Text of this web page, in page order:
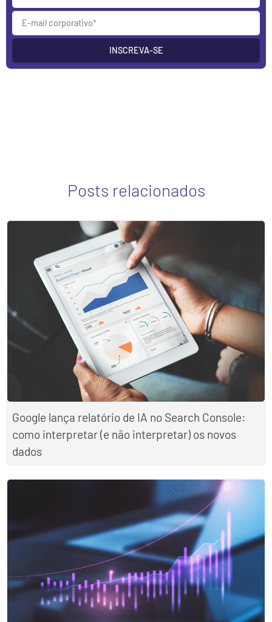
INSCREVA-SE
Posts relacionados
Google lança relatório de IA no Search Console:
como interpretar (e não interpretar) os novos
dados